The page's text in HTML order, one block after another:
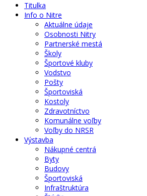
Titulka
Info o Nitre
Aktuálne údaje
Osobnosti Nitry
Partnerské mestá
Školy
Športové kluby
Vodstvo
Pošty
Športoviská
Kostoly
Zdravotníctvo
Komunálne voľby
Voľby do NRSR
Výstavba
Nákupné centrá
Byty
Budovy
Športoviská
Infraštruktúra